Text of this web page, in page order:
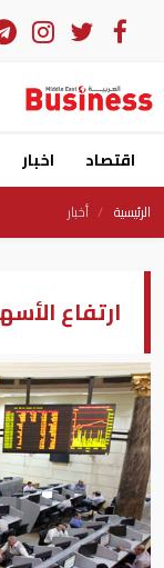
اقتصاد اخبار
الرئيسية أخبار
ارتفاع